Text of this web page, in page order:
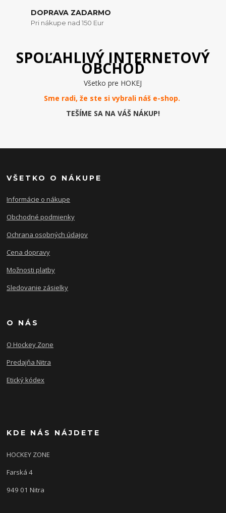
DOPRAVA ZADARMO
Pri nákupe nad 150 Eur
SPOĽAHLIVÝ INTERNETOVÝ
OBCHOD
Všetko pre HOKEJ
Sme radi, že ste si vybrali náš e-shop.
TEŠÍME SA NA VÁŠ NÁKUP!
VŠETKO O NÁKUPE
Informácie o nákupe
Obchodné podmienky
Ochrana osobných údajov
Cena dopravy
Možnosti platby
Sledovanie zásielky
O NÁS
O Hockey Zone
Predajňa Nitra
Etický kódex
KDE NÁS NÁJDETE
HOCKEY ZONE
Farská 4
949 01 Nitra